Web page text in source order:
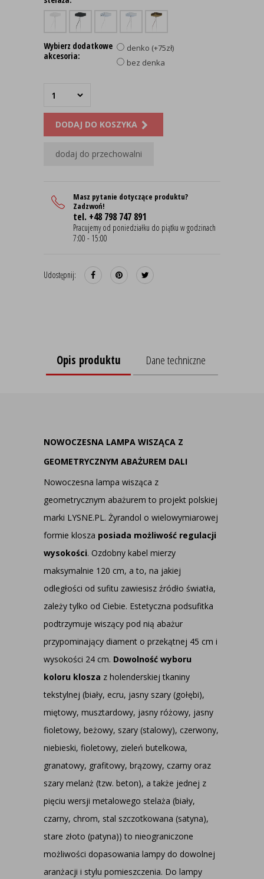
Wybierz dodatkowe
akcesoria:
denko (+75zł)
bez denka
DODAJ DO KOSZYKA
dodaj do przechowalni
Masz pytanie dotyczące produktu?
Zadzwoń!
tel. +48 798 747 891
Pracujemy od poniedziałku do piątku w godzinach
7:00 - 15:00
Udostępnij:
Opis produktu Dane techniczne
NOWOCZESNA LAMPA WISZĄCA Z
GEOMETRYCZNYM ABAŻUREM DALI
Nowoczesna lampa wisząca z
geometrycznym abażurem to projekt polskiej
marki LYSNE.PL. Żyrandol o wielowymiarowej
formie klosza posiada możliwość regulacji
wysokości. Ozdobny kabel mierzy
maksymalnie 120 cm, a to, na jakiej
odległości od sufitu zawiesisz źródło światła,
zależy tylko od Ciebie. Estetyczna podsufitka
podtrzymuje wiszący pod nią abażur
przypominający diament o przekątnej 45 cm i
wysokości 24 cm. Dowolność wyboru
koloru klosza z holenderskiej tkaniny
tekstylnej (biały, ecru, jasny szary (gołębi),
miętowy, musztardowy, jasny różowy, jasny
fioletowy, beżowy, szary (stalowy), czerwony,
niebieski, fioletowy, zieleń butelkowa,
granatowy, grafitowy, brązowy, czarny oraz
szary melanż (tzw. beton), a także jednej z
pięciu wersji metalowego stelaża (biały,
czarny, chrom, stal szczotkowana (satyna),
stare złoto (patyna)) to nieograniczone
możliwości dopasowania lampy do dowolnej
aranżacji i stylu pomieszczenia. Do lampy